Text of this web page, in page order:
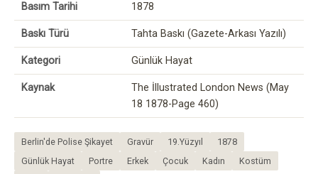
Basım Tarihi 1878
Baskı Türü Tahta Baskı (Gazete-Arkası Yazılı)
Kategori Günlük Hayat
Kaynak
The İllustrated London News (May
18 1878-Page 460)
Berlin'de Polise Şikayet Gravür 19.Yüzyıl
1878
Günlük Hayat
Portre Erkek Çocuk Kadın
Kostüm